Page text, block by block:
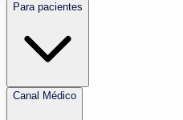
Para pacientes
Canal Médico